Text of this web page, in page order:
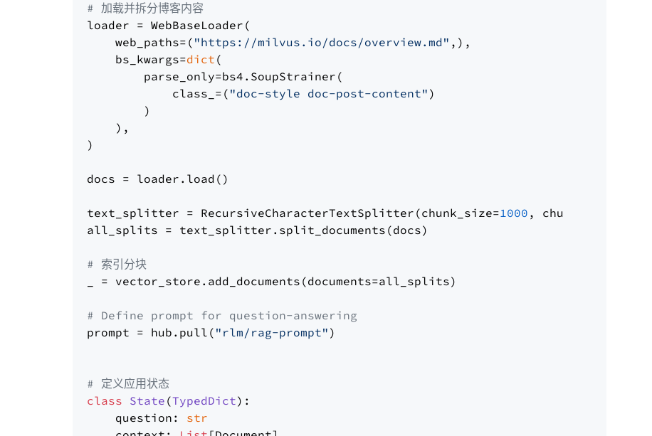
# 加载并拆分博客内容
loader = WebBaseLoader(
    web_paths=(
"https://milvus.io/docs/overview.md" ,),
    bs_kwargs=
dict (
        parse_only=bs4.SoupStrainer(
            class_=(
"doc-style doc-post-content" )
        )
    ),
)
docs = loader.load()
text_splitter = RecursiveCharacterTextSplitter(chunk_size=1000 , chunk_overlap=
all_splits = text_splitter.split_documents(docs)
# 索引分块
_ = vector_store.add_documents(documents=all_splits)
# Define prompt for question-answering
prompt = hub.pull( "rlm/rag-prompt" )
# 定义应用状态
class State (TypedDict):
    question:
str